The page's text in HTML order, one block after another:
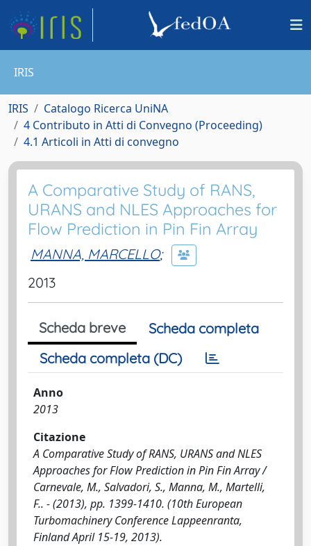
IRIS
IRIS
Catalogo Ricerca UniNA
4 Contributo in Atti di Convegno (Proceeding)
4.1 Articoli in Atti di convegno
A Comparative Study of RANS,
URANS and NLES Approaches for
Flow Prediction in Pin Fin Array
MANNA, MARCELLO;
2013
Scheda breve
Scheda completa
Scheda completa (DC)
Anno
2013
Citazione
A Comparative Study of RANS, URANS and NLES
Approaches for Flow Prediction in Pin Fin Array /
Carnevale, M., Salvadori, S., Manna, M., Martelli,
F.. - (2013), pp. 1399-1410. (10th European
Turbomachinery Conference Lappeenranta,
Finland April 15-19, 2013).